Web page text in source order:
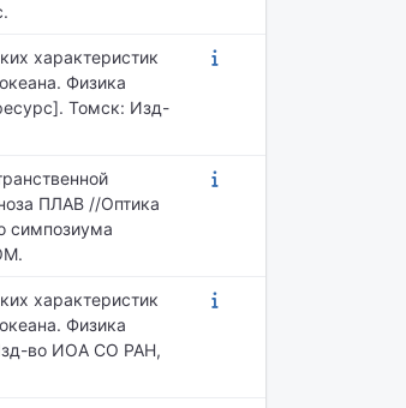
характеристик
Физика
Томск: Изд-
ПЛАВ //Оптика
симпозиума
характеристик
Физика
во ИОА СО РАН,